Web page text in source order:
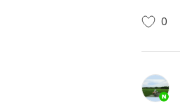
0